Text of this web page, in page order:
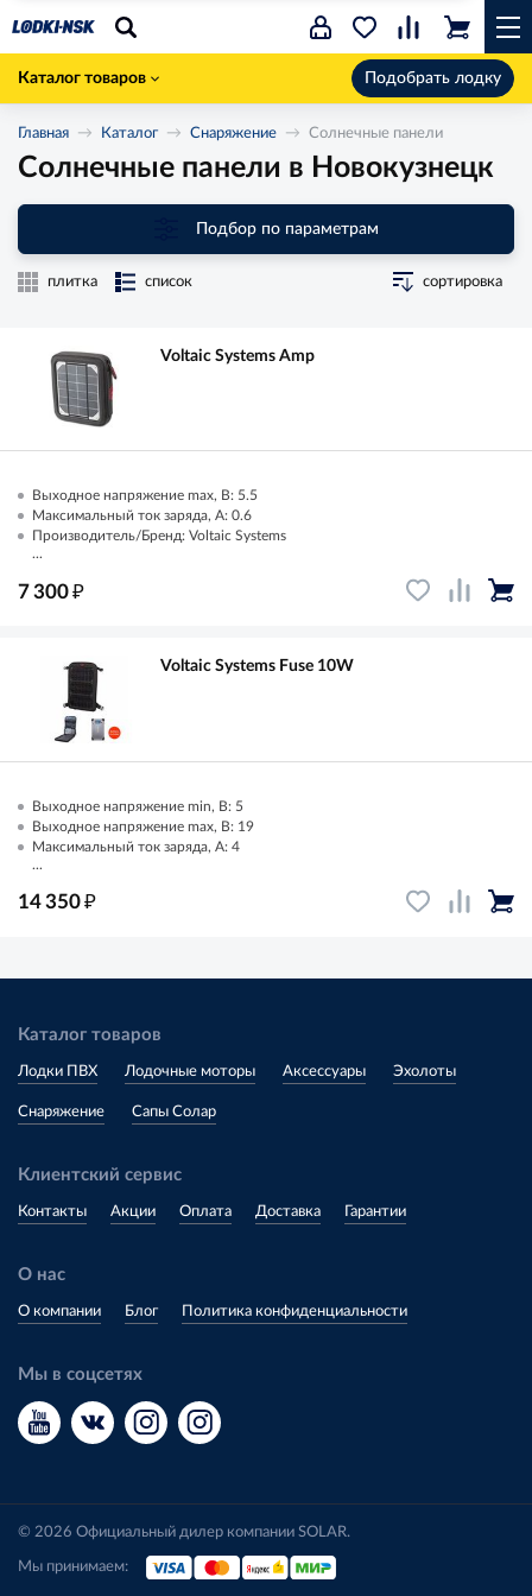
Каталог товаров Подобрать лодку
Главная Каталог Снаряжение Солнечные панели
Солнечные панели в Новокузнецк
Подбор по параметрам
плитка список сортировка
Voltaic Systems Amp
Выходное напряжение max, В: 5.5
Максимальный ток заряда, А: 0.6
Производитель/Бренд: Voltaic Systems
...
7 300₽
Voltaic Systems Fuse 10W
Выходное напряжение min, В: 5
Выходное напряжение max, В: 19
Максимальный ток заряда, А: 4
...
14 350₽
Каталог товаров
Лодки ПВХ Лодочные моторы Аксессуары Эхолоты
Снаряжение Сапы Солар
Клиентский сервис
Контакты Акции Оплата Доставка Гарантии
О нас
О компании Блог Политика конфиденциальности
Мы в соцсетях
© 2026 Официальный дилер компании SOLAR.
Мы принимаем: